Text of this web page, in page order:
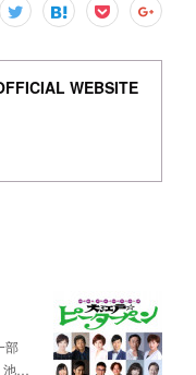
WEBSITE
部
池…